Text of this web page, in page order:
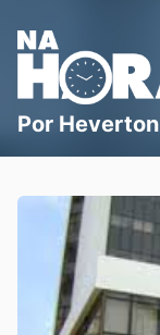
Blog Na Hora H
Por